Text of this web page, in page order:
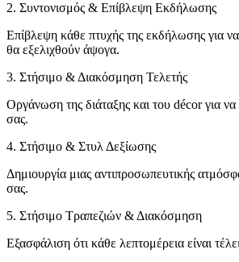
2. Συντονισμός & Επίβλεψη Εκδήλωσης
Επίβλεψη κάθε πτυχής της εκδήλωσης για
θα εξελιχθούν άψογα.
3. Στήσιμο & Διακόσμηση Τελετής
Οργάνωση της διάταξης και του décor για να
σας.
4. Στήσιμο & Στυλ Δεξίωσης
Δημιουργία μιας αντιπροσωπευτικής
σας.
5. Στήσιμο Τραπεζιών & Διακόσμηση
Εξασφάλιση ότι κάθε λεπτομέρεια είναι